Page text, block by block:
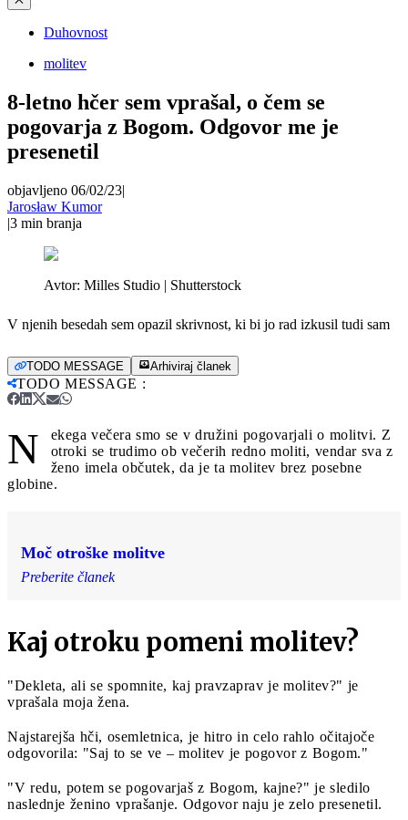
Duhovnost
molitev
8-letno hčer sem vprašal, o čem se
pogovarja z Bogom. Odgovor me je
presenetil
objavljeno 06/02/23|
Jarosław Kumor
|3 min branja
Avtor: Milles Studio | Shutterstock
V njenih besedah sem opazil skrivnost, ki bi jo rad izkusil tudi sam
TODO MESSAGE Arhiviraj članek
TODO MESSAGE :
N
ekega večera smo se v družini pogovarjali o molitvi. Z
otroki se trudimo ob večerih redno moliti, vendar sva z
ženo imela občutek, da je ta molitev brez posebne
globine.
Moč otroške molitve
Preberite članek
Kaj otroku pomeni molitev?
"Dekleta, ali se spomnite, kaj pravzaprav je molitev?" je
vprašala moja žena.
Najstarejša hči, osemletnica, je hitro in celo rahlo očitajoče
odgovorila: "Saj to se ve – molitev je pogovor z Bogom."
"V redu, potem se pogovarjaš z Bogom, kajne?" je sledilo
naslednje ženino vprašanje. Odgovor naju je zelo presenetil.